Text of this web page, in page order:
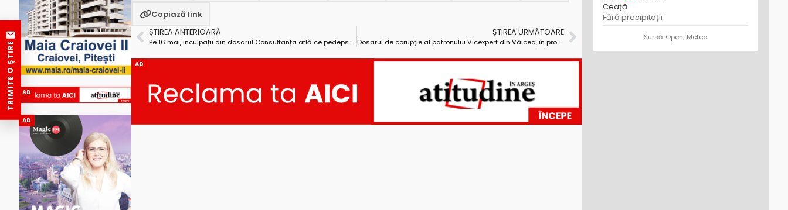
AD
AD
Copiază link
ȘTIREA ANTERIOARĂ
Pe 16 mai, inculpații din dosarul Consultanța află ce pedepse vor primi
ȘTIREA URMĂTOARE
Dosarul de corupție al patronului Vicexpert din Vâlcea, în pronunțare la Curtea de Apel Pitești
AD
Ceață
Fără precipitații
Sursă: Open-Meteo
TRIMITE O ȘTIRE